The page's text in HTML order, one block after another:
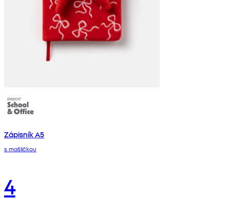
Zápisník A5
s mašličkou
4